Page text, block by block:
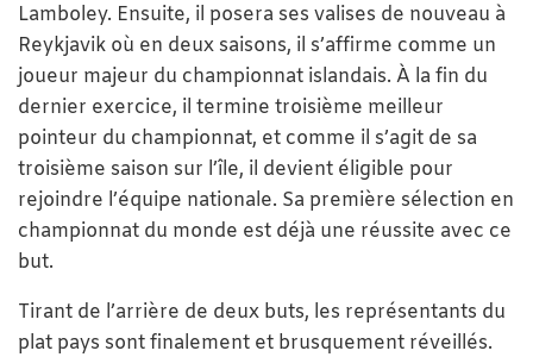
Lamboley. Ensuite, il posera ses valises de nouveau à
Reykjavik où en deux saisons, il s’affirme comme un
joueur majeur du championnat islandais. À la fin du
dernier exercice, il termine troisième meilleur
pointeur du championnat, et comme il s’agit de sa
troisième saison sur l’île, il devient éligible pour
rejoindre l’équipe nationale. Sa première sélection en
championnat du monde est déjà une réussite avec ce
but.
Tirant de l’arrière de deux buts, les représentants du
plat pays sont finalement et brusquement réveillés.